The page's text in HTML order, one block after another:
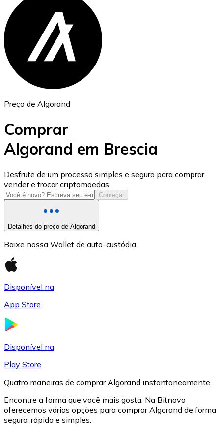
Ethereum
ETH
USD Coin
USDC
Preço de Algorand
Comprar
Algorand em Brescia
Desfrute de um processo simples e seguro para comprar,
vender e trocar criptomoedas.
Começar
Detalhes do preço de Algorand
Baixe nossa Wallet de auto-custódia
Disponível na
App Store
Disponível na
Play Store
Quatro maneiras de comprar Algorand instantaneamente
Encontre a forma que você mais gosta. Na Bitnovo
oferecemos várias opções para comprar Algorand de forma
segura, rápida e simples.